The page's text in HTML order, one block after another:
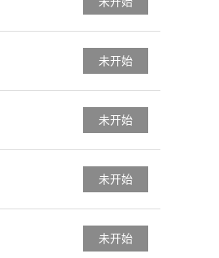
未开始
未开始
未开始
未开始